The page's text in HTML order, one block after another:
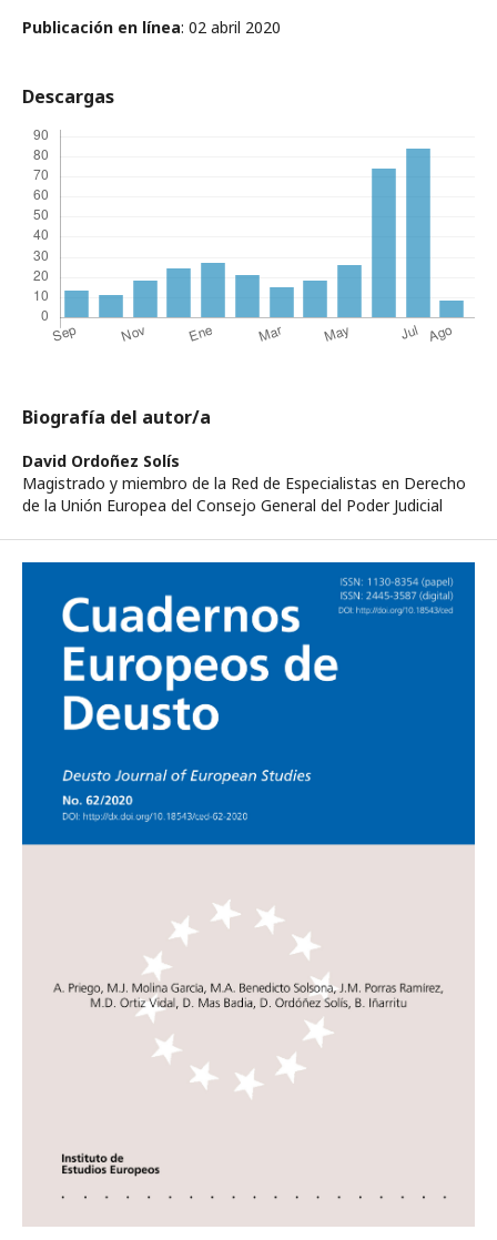
Publicación en línea: 02 abril 2020
Descargas
Biografía del autor/a
David Ordoñez Solís
Magistrado y miembro de la Red de Especialistas en Derecho
de la Unión Europea del Consejo General del Poder Judicial